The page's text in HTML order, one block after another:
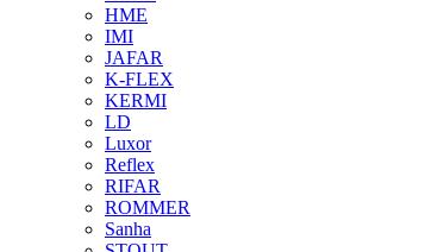
HME
IMI
JAFAR
K-FLEX
KERMI
LD
Luxor
Reflex
RIFAR
ROMMER
Sanha